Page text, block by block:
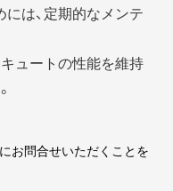
は、定期的なメンテ
ュートの性能を維持
お問合せいただくことを